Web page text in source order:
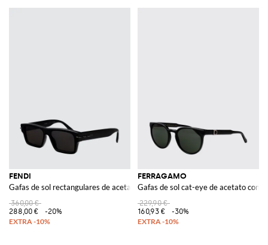
FENDI
Gafas de sol rectangulares de acetato con logo en contraste
360,00 €
288,00 €
-20%
FERRAGAMO
Gafas de sol cat-eye de acetato con
229,90 €
160,93 €
-30%